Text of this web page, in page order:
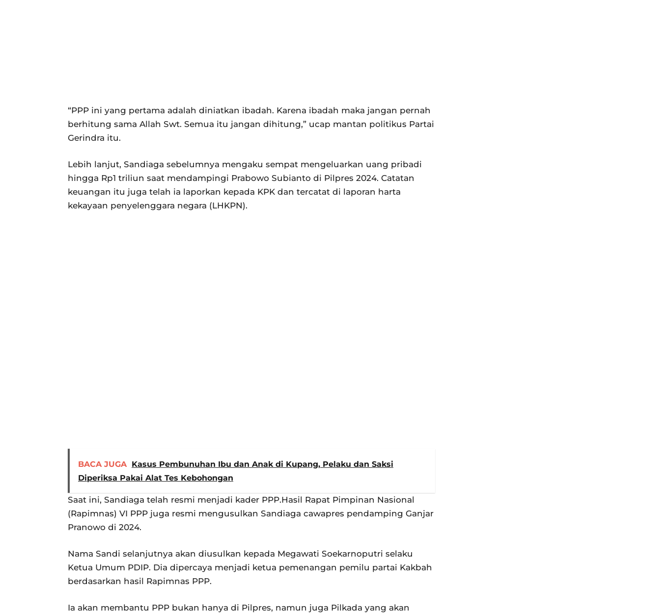
“PPP ini yang pertama adalah diniatkan ibadah. Karena ibadah maka jangan pernah
berhitung sama Allah Swt. Semua itu jangan dihitung,” ucap mantan politikus Partai
Gerindra itu.
Lebih lanjut, Sandiaga sebelumnya mengaku sempat mengeluarkan uang pribadi
hingga Rp1 triliun saat mendampingi Prabowo Subianto di Pilpres 2024. Catatan
keuangan itu juga telah ia laporkan kepada KPK dan tercatat di laporan harta
kekayaan penyelenggara negara (LHKPN).
BACA JUGA Kasus Pembunuhan Ibu dan Anak di Kupang, Pelaku dan Saksi
Diperiksa Pakai Alat Tes Kebohongan
Saat ini, Sandiaga telah resmi menjadi kader PPP.Hasil Rapat Pimpinan Nasional
(Rapimnas) VI PPP juga resmi mengusulkan Sandiaga cawapres pendamping Ganjar
Pranowo di 2024.
Nama Sandi selanjutnya akan diusulkan kepada Megawati Soekarnoputri selaku
Ketua Umum PDIP. Dia dipercaya menjadi ketua pemenangan pemilu partai Kakbah
berdasarkan hasil Rapimnas PPP.
Ia akan membantu PPP bukan hanya di Pilpres, namun juga Pilkada yang akan